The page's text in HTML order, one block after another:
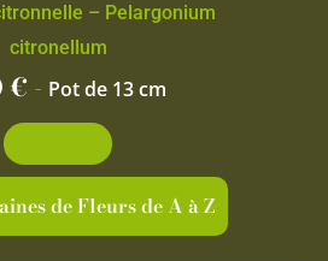
– Pelargonium
citronellum
€ - Pot de 13 cm
de Fleurs de A à Z